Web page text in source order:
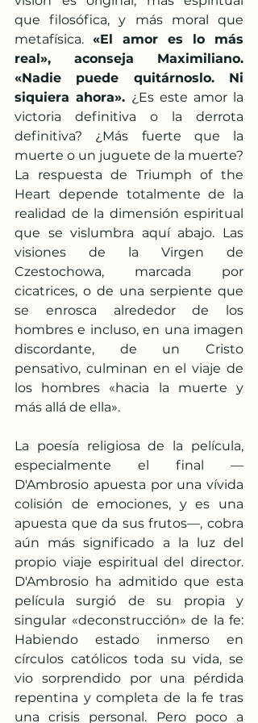
que filosófica, y más moral que
metafísica. «El amor es lo más
real», aconseja Maximiliano.
«Nadie puede quitárnoslo. Ni
siquiera ahora». ¿Es este amor la
victoria definitiva o la derrota
definitiva? ¿Más fuerte que la
muerte o un juguete de la muerte?
La respuesta de Triumph of the
Heart depende totalmente de la
realidad de la dimensión espiritual
que se vislumbra aquí abajo. Las
visiones de la Virgen de
Czestochowa, marcada por
cicatrices, o de una serpiente que
se enrosca alrededor de los
hombres e incluso, en una imagen
discordante, de un Cristo
pensativo, culminan en el viaje de
los hombres «hacia la muerte y
más allá de ella».
La poesía religiosa de la película,
especialmente el final —
D'Ambrosio apuesta por una vívida
colisión de emociones, y es una
apuesta que da sus frutos—, cobra
aún más significado a la luz del
propio viaje espiritual del director.
D'Ambrosio ha admitido que esta
película surgió de su propia y
singular «deconstrucción» de la fe:
Habiendo estado inmerso en
círculos católicos toda su vida, se
vio sorprendido por una pérdida
repentina y completa de la fe tras
una crisis personal. Pero poco a